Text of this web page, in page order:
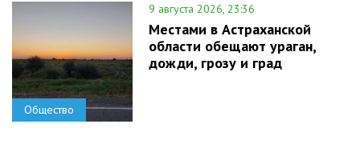
Общество
9 августа 2026, 23:36
Местами в Астраханской
области обещают ураган,
дожди, грозу и град